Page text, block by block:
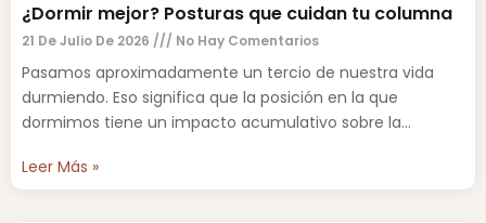
¿Dormir mejor? Posturas que cuidan tu columna
21 De Julio De 2026 No Hay Comentarios
Pasamos aproximadamente un tercio de nuestra vida
durmiendo. Eso significa que la posición en la que
dormimos tiene un impacto acumulativo sobre la
Leer Más »